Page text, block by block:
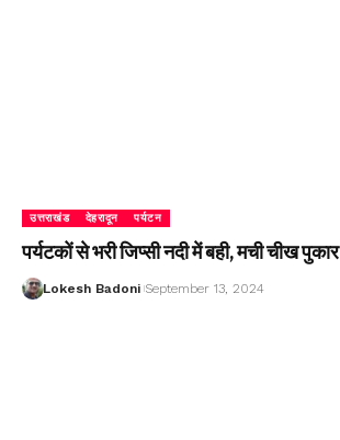
उत्तराखंड देहरादून पर्यटन
पर्यटकों से भरी जिप्सी नदी में बही, मची चीख पुकार
Lokesh Badoni September 13, 2024